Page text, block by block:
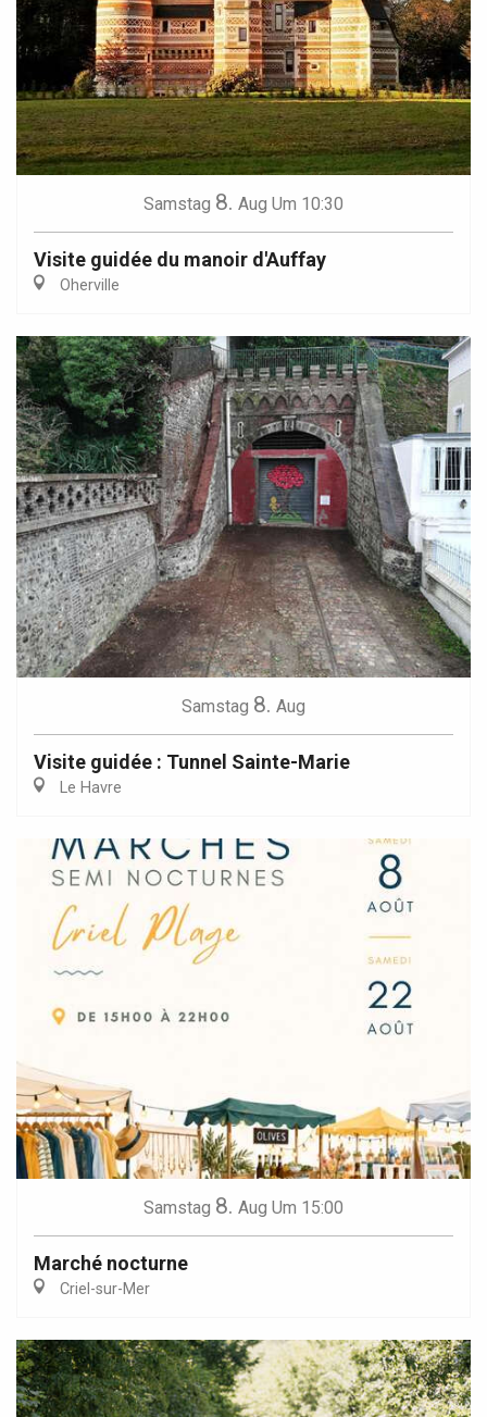
Samstag 8. Aug Um 10:30
Visite guidée du manoir d'Auffay
Oherville
Samstag 8. Aug
Visite guidée : Tunnel Sainte-Marie
Le Havre
Samstag 8. Aug Um 15:00
Marché nocturne
Criel-sur-Mer